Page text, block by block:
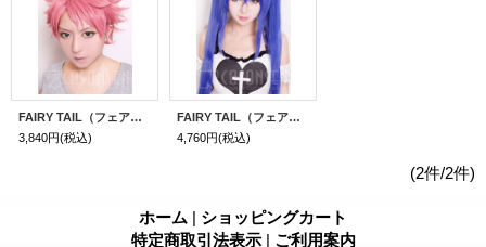
FAIRY TAIL（フェアリーテイル） ナツ・ドラギオン コスプレウィッグ
3,840円(税込)
FAIRY TAIL（フェアリーテイル） ウェンディ・マーベル コスプレウィッグ
4,760円(税込)
(2件/2件)
ホーム | ショッピングカート
特定商取引法表示 | ご利用案内